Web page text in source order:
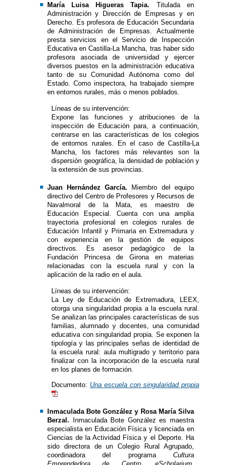
María Luisa Higueras Tapia. Titulada en
Administración y Dirección de Empresas y en
Derecho. Es profesora de Educación Secundaria
de Administración de Empresas. Actualmente
presta servicios en el Servicio de Inspección
Educativa en Castilla-La Mancha, tras haber sido
profesora asociada de universidad y ejercer
diversos puestos en la administración educativa
tanto de su Comunidad Autónoma como del
Estado. Como inspectora, ha trabajado siempre
en entornos rurales, más o menos poblados.
Líneas de su intervención:
Expone las funciones y atribuciones de la
inspección de Educación para, a continuación,
centrarse en las características de los colegios
de entornos rurales. En el caso de Castilla-La
Mancha, los factores más relevantes son la
dispersión geográfica, la densidad de población y
la extensión de sus provincias.
Juan Hernández García.
Miembro del equipo
directivo del Centro de Profesores y Recursos de
Navalmoral de la Mata, es maestro de
Educación Especial. Cuenta con una amplia
trayectoria profesional en colegios rurales de
Educación Infantil y Primaria en Extremadura y
con experiencia en la gestión de equipos
directivos. Es asesor pedagógico de la
Fundación Princesa de Girona en materias
relacionadas con la escuela rural y con la
aplicación de la radio en el aula.
Líneas de su intervención:
La Ley de Educación de Extremadura, LEEX,
otorga una singularidad propia a la escuela rural.
Se analizan las principales características de sus
familias, alumnado y docentes, una comunidad
educativa con singularidad propia. Se exponen la
tipología y las principales señas de identidad de
la escuela rural: aula multigrado y territorio para
finalizar con la incorporación de la escuela rural
en los planes de formación.
Documento: Una escuela con singularidad propia
Inmaculada Bote González y Rosa María Silva
Berzal.
Inmaculada Bote González es maestra
especialista en Educación Física y licenciada en
Ciencias de la Actividad Física y el Deporte. Ha
sido directora de un Colegio Rural Agrupado,
coordinadora del programa Cultura